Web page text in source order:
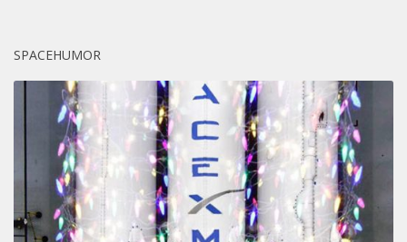
SPACEHUMOR